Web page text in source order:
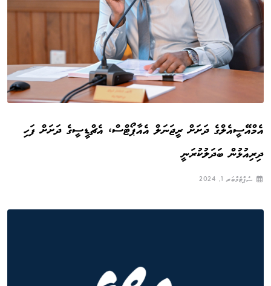
އެމްއޭސީއެލްގެ ދަށަށް ރީޖަނަލް އެއާޕޯޓްސް، އެޗްޑީސީގެ ދަށަށް ފަހި
ދިރިއުޅުން ބަދަލުކުރަނީ
ސެޕްޓެމްބަރ 1, 2024